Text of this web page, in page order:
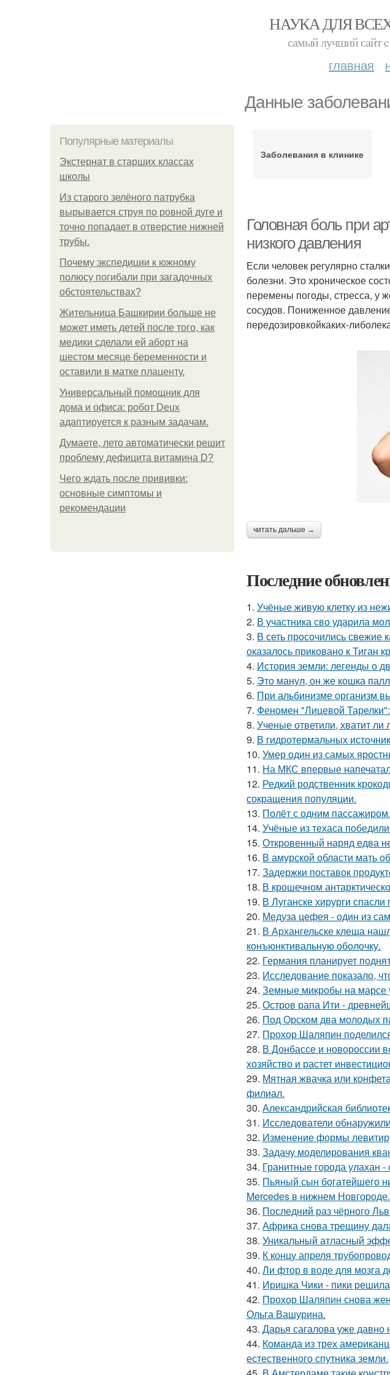
НАУКА ДЛЯ
самый лучший сайт
главная
Данные
Популярные материалы
Экстернат в старших классах
школы
Из старого зелёного патрубка
вырывается струя по ровной дуге и
точно попадает в отверстие нижней
трубы.
Почему экспедиции к южному
полюсу погибали при загадочных
обстоятельствах?
Жительница Башкирии больше не
может иметь детей после того, как
медики сделали ей аборт на
шестом месяце беременности и
оставили в матке плаценту.
Универсальный помощник для
дома и офиса: робот Deux
адаптируется к разным задачам.
Думаете, лето автоматически решит
проблему дефицита витамина D?
Чего ждать после прививки:
основные симптомы и
рекомендации
Заболевания в клинике
Головная боль при
низкого давления
Если человек регулярно
болезни. Это хроническое
перемены погоды, стресса, у
сосудов. Пониженное
передозировкойкаких-
читать дальше →
Последние
1. Учёные живую клетку из
2. В участника сво ударила
3. В сеть просочились свежие
оказалось приковано к Тиган
4. История земли: легенды о
5. Это манул, он же кошка
6. При альбинизме организм
7. Феномен "Лицевой
8. Ученые ответили, хватит ли
9. В гидротермальных
10. Умер один из самых
11. На МКС впервые
12. Редкий родственник
сокращения популяции.
13. Полёт с одним пассажиром.
14. Учёные из техаса
15. Откровенный наряд едва
16. В амурской области мать
17. Задержки поставок
18. В крошечном
19. В Луганске хирурги
20. Медуза цефея - один из
21. В Архангельске клеща
конъюнктивальную оболочку.
22. Германия планирует
23. Исследование показало,
24. Земные микробы на марсе
25. Остров рапа Ити -
26. Под Орском два молодых
27. Прохор Шаляпин
28. В Донбассе и новороссии
хозяйство и растет
29. Мятная жвачка или
филиал.
30. Александрийская
31. Исследователи
32. Изменение формы
33. Задачу моделирования
34. Гранитные города улахан -
35. Пьяный сын богатейшего
Mercedes в нижнем Новгороде.
36. Последний раз чёрного
37. Африка снова трещину
38. Уникальный атласный
39. К концу апреля
40. Ли фтор в воде для мозга
41. Иришка Чики - пики
42. Прохор Шаляпин снова
Ольга Вашурина.
43. Дарья сагалова уже давно
44. Команда из трех
естественного спутника земли.